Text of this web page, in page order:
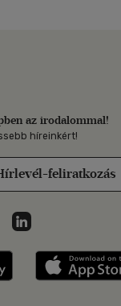
az irodalommal!
híreinkért!
feliratkozás
on
az Instagramon
Libri a
Libri applikáció